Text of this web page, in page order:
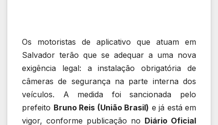
Os motoristas de aplicativo que atuam em
Salvador terão que se adequar a uma nova
exigência legal: a instalação obrigatória de
câmeras de segurança na parte interna dos
veículos. A medida foi sancionada pelo
prefeito Bruno Reis (União Brasil) e já está em
vigor, conforme publicação no Diário Oficial